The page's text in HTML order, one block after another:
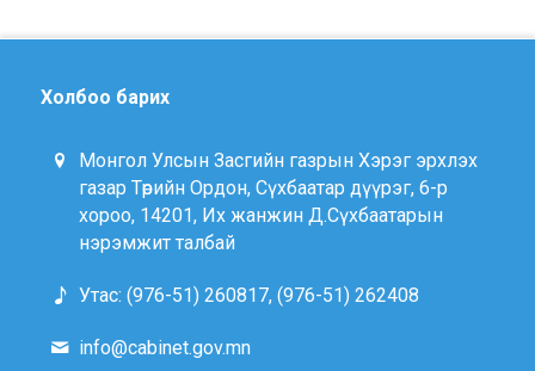
Холбоо барих
Монгол Улсын Засгийн газрын Хэрэг эрхлэх
газар Төрийн Ордон, Сүхбаатар дүүрэг, 6-р
хороо, 14201, Их жанжин Д.Сүхбаатарын
нэрэмжит талбай
Утас: (976-51) 260817, (976-51) 262408
info@cabinet.gov.mn